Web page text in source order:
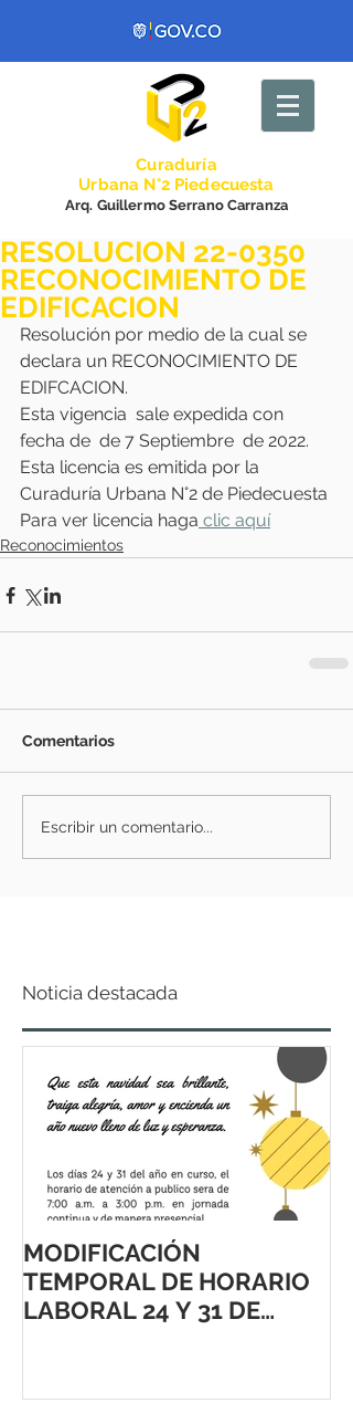
Curaduría
Urbana N°2 Piedecuesta
Arq. Guillermo Serrano Carranza
RESOLUCION 22-0350
RECONOCIMIENTO DE
EDIFICACION
Resolución por medio de la cual se
declara un RECONOCIMIENTO DE
EDIFCACION.
Esta vigencia  sale expedida con
fecha de  de 7 Septiembre  de 2022.
Esta licencia es emitida por la
Curaduría Urbana N°2 de Piedecuesta
Para ver licencia haga clic aquí
Reconocimientos
Comentarios
Escribir un comentario...
Noticia destacada
MODIFICACIÓN
TEMPORAL DE HORARIO
LABORAL 24 Y 31 DE